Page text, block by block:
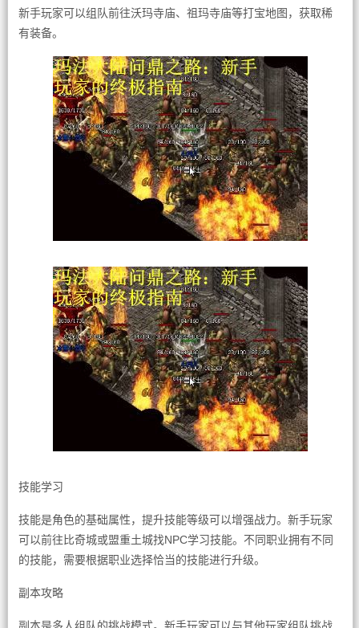
新手玩家可以组队前往沃玛寺庙、祖玛寺庙等打宝地图，获取稀
有装备。
技能学习
技能是角色的基础属性，提升技能等级可以增强战力。新手玩家
可以前往比奇城或盟重土城找NPC学习技能。不同职业拥有不同
的技能，需要根据职业选择恰当的技能进行升级。
副本攻略